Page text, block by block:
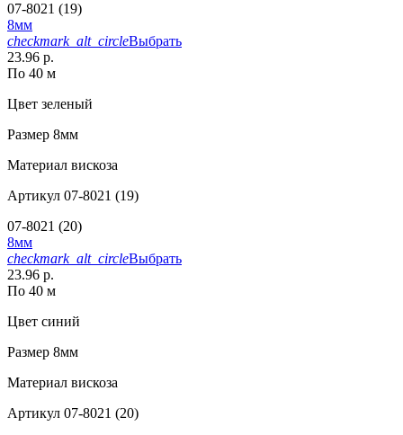
07-8021 (19)
8мм
checkmark_alt_circleВыбрать
23.96 р.
По 40 м
Цвет зеленый
Размер 8мм
Материал вискоза
Артикул 07-8021 (19)
07-8021 (20)
8мм
checkmark_alt_circleВыбрать
23.96 р.
По 40 м
Цвет синий
Размер 8мм
Материал вискоза
Артикул 07-8021 (20)